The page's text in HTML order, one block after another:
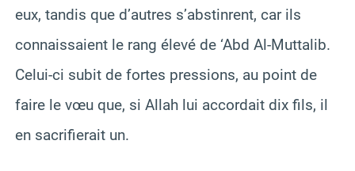
eux, tandis que d’autres s’abstinrent, car ils
connaissaient le rang élevé de ‘Abd Al-Muttalib.
Celui-ci subit de fortes pressions, au point de
faire le vœu que, si Allah lui accordait dix fils, il
en sacrifierait un.